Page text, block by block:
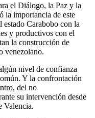
el Diálogo, la Paz y la
la importancia de este
estado Carabobo con la
y productivos con el
la construcción de
venezolano.
nivel de confianza
Y la confrontación
del no
su intervención desde
Valencia.